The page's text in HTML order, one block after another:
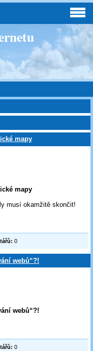
mapy
mapy
musí okamžitě skončit!
0
webů“?!
webů“?!
0